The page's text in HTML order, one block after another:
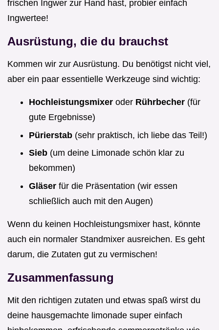
frischen Ingwer zur Hand hast, probier einfach
Ingwertee!
Ausrüstung, die du brauchst
Kommen wir zur Ausrüstung. Du benötigst nicht viel,
aber ein paar essentielle Werkzeuge sind wichtig:
Hochleistungsmixer oder Rührbecher (für
gute Ergebnisse)
Pürierstab (sehr praktisch, ich liebe das Teil!)
Sieb (um deine Limonade schön klar zu
bekommen)
Gläser für die Präsentation (wir essen
schließlich auch mit den Augen)
Wenn du keinen Hochleistungsmixer hast, könnte
auch ein normaler Standmixer ausreichen. Es geht
darum, die Zutaten gut zu vermischen!
Zusammenfassung
Mit den richtigen zutaten und etwas spaß wirst du
deine hausgemachte limonade super einfach